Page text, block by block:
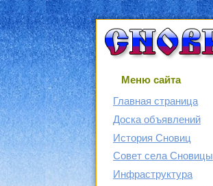
Меню сайта
Главная страница
Доска объявлений
История Сновиц
Совет села Сновицы
Инфраструктура